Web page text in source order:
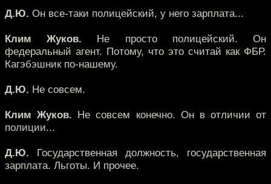
Д.Ю. Он все-таки полицейский, у него зарплата...
Клим Жуков. Не просто полицейский. Он
федеральный агент. Потому, что это считай как ФБР.
Кагэбэшник по-нашему.
Д.Ю. Не совсем.
Клим Жуков. Не совсем конечно. Он в отличии от
полиции...
Д.Ю. Государственная должность, государственная
зарплата. Льготы. И прочее.